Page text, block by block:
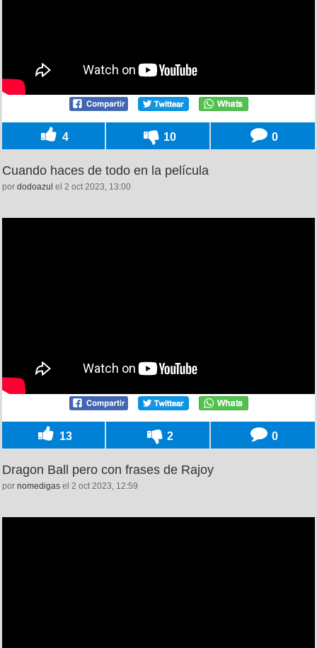
4 10 0
Cuando haces de todo en la película
por dodoazul el 2 oct 2023, 13:00
13 2 0
Dragon Ball pero con frases de Rajoy
por nomedigas el 2 oct 2023, 12:59